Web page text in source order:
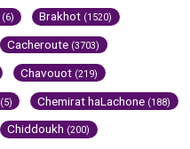
(6) Brakhot (1520)
Cacheroute (3703)
Chavouot (219)
(5) Chemirat haLachone (188)
Chiddoukh (200)